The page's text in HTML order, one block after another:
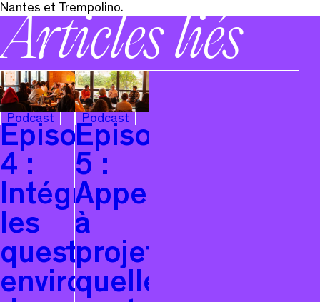
Nantes et Trempolino.
Articles liés
Podcast
Episode
4 :
Intégrer
les
questions
environnementales
Podcast
Episode
5 :
Appel
à
quelles